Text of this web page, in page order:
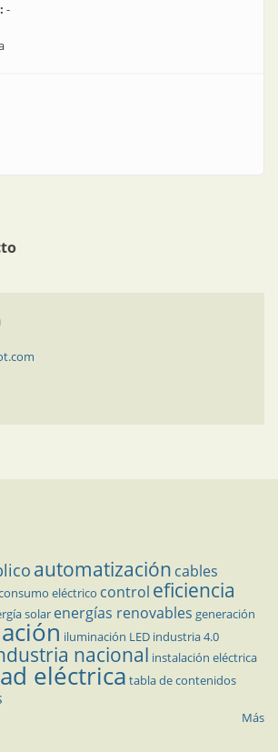
-
automatización cables
eléctrico control eficiencia
solar energías renovables generación
iluminación LED industria 4.0
nacional instalación eléctrica
eléctrica tabla de contenidos
Más